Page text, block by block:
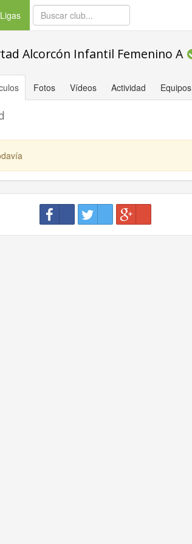
Ligas(current)
Alcorcón Infantil Femenino A
Fotos Vídeos Actividad Equipos